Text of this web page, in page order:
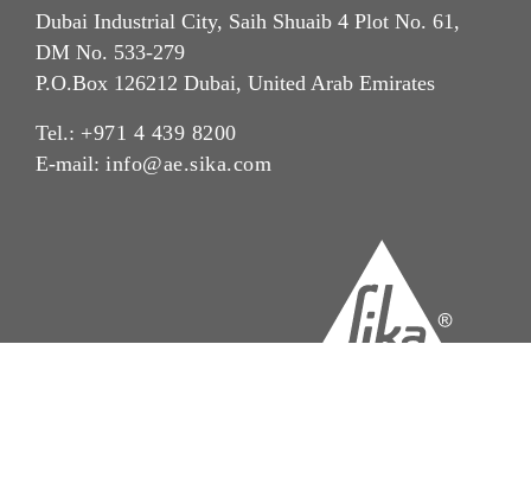
Dubai Industrial City, Saih Shuaib 4 Plot No. 61,
DM No. 533-279
P.O.Box 126212 Dubai, United Arab Emirates
Tel.: +971 4 439 8200
E-mail: info@ae.sika.com